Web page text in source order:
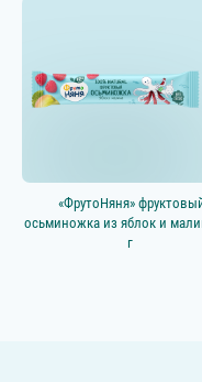
«ФрутоНяня»
осьминожка из яблок и
г